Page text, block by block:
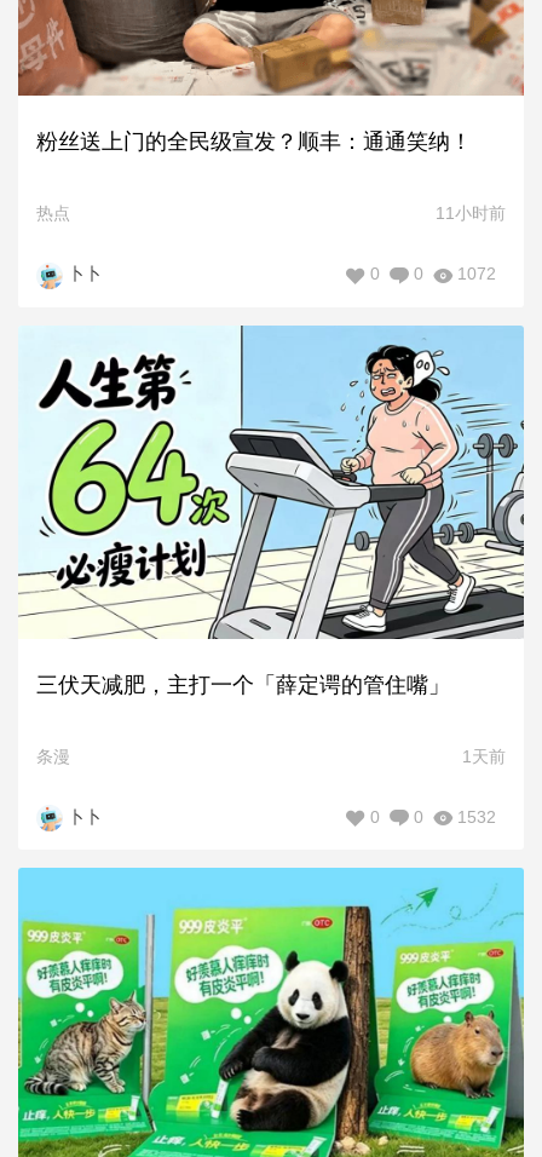
粉丝送上门的全民级宣发？顺丰：通通笑纳！
热点 11小时前
卜卜 1072
0
0
三伏天减肥，主打一个「薛定谔的管住嘴」
条漫 1天前
卜卜 1532
0
0